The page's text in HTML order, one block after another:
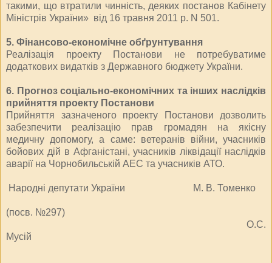
такими, що втратили чинність, деяких постанов Кабінету
Міністрів України» від 16 травня 2011 р. N 501.
5. Фінансово-економічне обґрунтування
Реалізація проекту Постанови не потребуватиме
додаткових видатків з Державного бюджету України.
6. Прогноз соціально-економічних та інших наслідків
прийняття проекту Постанови
Прийняття зазначеного проекту Постанови дозволить
забезпечити реалізацію прав громадян на якісну
медичну допомогу, а саме: ветеранів війни, учасників
бойових дій в Афганістані, учасників ліквідації наслідків
аварії на Чорнобильській АЕС та учасників АТО.
Народні депутати України М. В. Томенко
(посв. №297)
О.С.
Мусій